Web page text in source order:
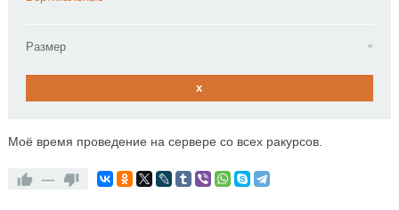
Размер
x
Моё время проведение на сервере со всех ракурсов.
—